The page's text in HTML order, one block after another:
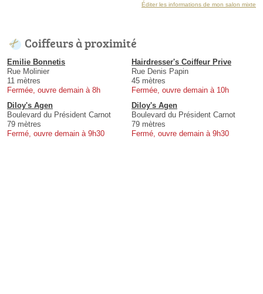
Éditer les informations de mon salon mixte
Coiffeurs à proximité
Emilie Bonnetis
Rue Molinier
11 mètres
Fermée, ouvre demain à 8h
Hairdresser's Coiffeur Prive
Rue Denis Papin
45 mètres
Fermée, ouvre demain à 10h
Diloy's Agen
Boulevard du Président Carnot
79 mètres
Fermé, ouvre demain à 9h30
Diloy's Agen
Boulevard du Président Carnot
79 mètres
Fermé, ouvre demain à 9h30